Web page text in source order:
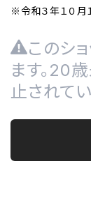
※令和３年１０月
このシ
ます。20
止されてい